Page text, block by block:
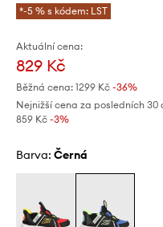
*-5 % s kódem: LST
Aktuální cena:
829 Kč
Běžná cena: 1299 Kč -36%
Nejnižší cena za posledních
859 Kč -3%
Barva: černá